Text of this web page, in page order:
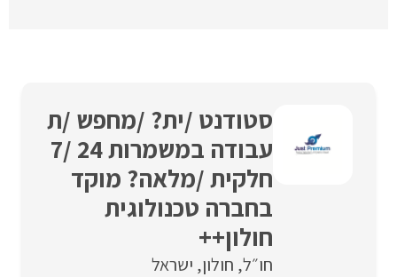
סטודנט /ית? /מחפש /ת
עבודה במשמרות 24 /7
חלקית /מלאה? מוקד
בחברה טכנולוגית
חולון++
חו״ל חולון ישראל